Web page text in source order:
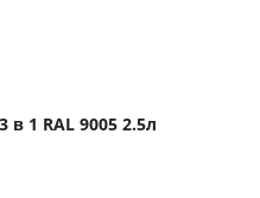
1 RAL 9005 2.5л